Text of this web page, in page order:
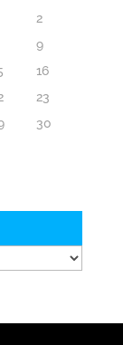
2
9
16
23
30